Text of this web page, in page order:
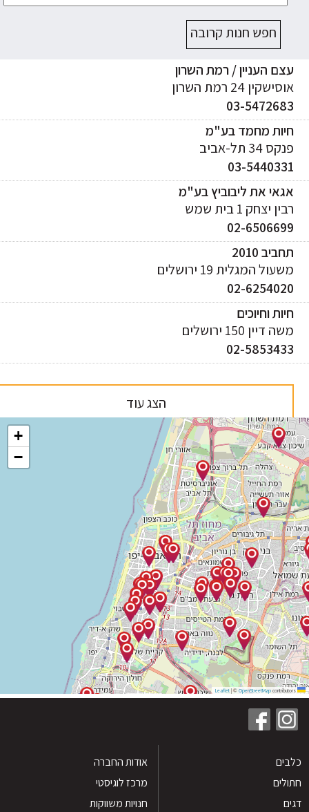
חפש חנות קרובה
העניין / רמת השרון
24 רמת השרון
03-
מחמד בע"מ
34 תל-אביב
03-
את ליבוביץ בע"מ
יצחק 1 בית שמש
02-
2010
המגלית 19 ירושלים
02-
וחיוכים
150 ירושלים
02-
הצג עוד
|©OpenStreetMap
אודות החברה
מרכז לוגיסטי
חנויות משווקות